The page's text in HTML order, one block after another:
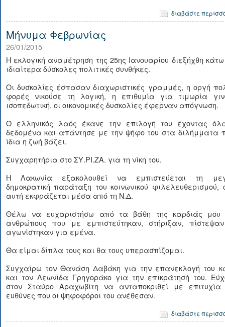
διαβάστε
Μήνυμα Φεβρωνίας
26/01/2015
Η εκλογική αναμέτρηση της 25ης Ιανουαρίου διεξήχθη
ιδιαίτερα δύσκολες πολιτικές συνθήκες.
Οι δυσκολίες έσπασαν διαχωριστικές γραμμές, η οργή
φορές νικούσε τη λογική, η επιθυμία για τιμωρία
ισοπεδωτική, οι οικονομικές δυσκολίες έφερναν απόγνωση.
Ο ελληνικός λαός έκανε την επιλογή του έχοντας
δεδομένα και απάντησε με την ψήφο του στα διλήμματα
ίδια η ζωή βάζει.
Συγχαρητήρια στο ΣΥ.ΡΙ.ΖΑ. για τη νίκη του.
Η Λακωνία εξακολουθεί να εμπιστεύεται τη
δημοκρατική παράταξη του κοινωνικού φιλελευθερισμού,
αυτή εκφράζεται μέσα από τη Ν.Δ.
Θέλω να ευχαριστήσω από τα βάθη της καρδιάς μου
ανθρώπους που με εμπιστεύτηκαν, στήριξαν,
αγωνίστηκαν για εμένα.
Θα είμαι δίπλα τους και θα τους υπερασπίζομαι.
Συγχαίρω τον Θανάση Δαβάκη για την επανεκλογή του
και τον Λεωνίδα Γρηγοράκο για την επικράτησή του.
στον Σταύρο Αραχωβίτη να ανταποκριθεί με επιτυχία
ευθύνες που οι ψηφοφόροι του ανέθεσαν.
διαβάστε